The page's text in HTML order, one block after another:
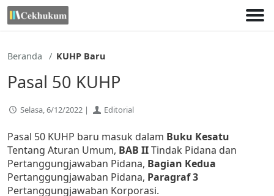
Lewati
ke
Beranda KUHP Baru
Pasal 50 KUHP
Selasa, 6/12/2022 | Editorial
Pasal 50 KUHP baru masuk dalam Buku Kesatu
Tentang Aturan Umum, BAB IITindak Pidana dan
Pertanggungjawaban Pidana, Bagian Kedua
Pertanggungjawaban Pidana, Paragraf 3
Pertanggungjawaban Korporasi.